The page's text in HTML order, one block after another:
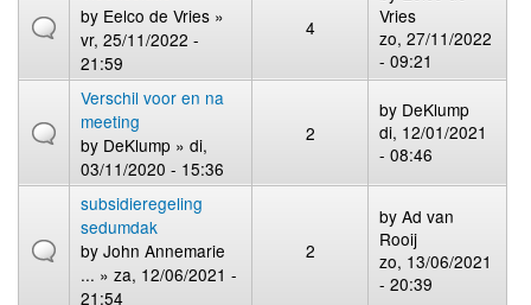
by Eelco de Vries »
vr, 25/11/2022 -
21:59
4
Vries
zo, 27/11/2022
- 09:21
Verschil voor en na
meeting
by DeKlump » di,
03/11/2020 - 15:36
2
by DeKlump
di, 12/01/2021
- 08:46
subsidieregeling
sedumdak
by John Annemarie
... » za, 12/06/2021 -
21:54
2
by Ad van
Rooij
zo, 13/06/2021
- 20:39